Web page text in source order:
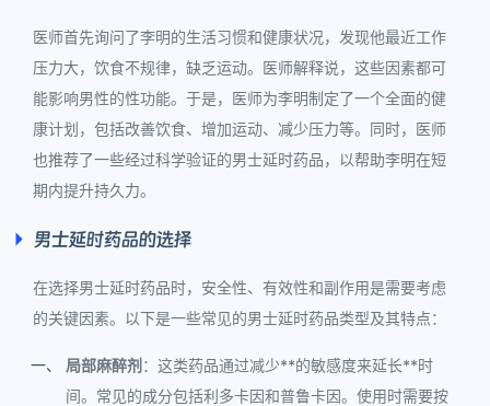
医师首先询问了李明的生活习惯和健康状况，发现他最近工作
压力大，饮食不规律，缺乏运动。医师解释说，这些因素都可
能影响男性的性功能。于是，医师为李明制定了一个全面的健
康计划，包括改善饮食、增加运动、减少压力等。同时，医师
也推荐了一些经过科学验证的男士延时药品，以帮助李明在短
期内提升持久力。
男士延时药品的选择
在选择男士延时药品时，安全性、有效性和副作用是需要考虑
的关键因素。以下是一些常见的男士延时药品类型及其特点：
局部麻醉剂 ：这类药品通过减少**的敏感度来延长**时
间。常见的成分包括利多卡因和普鲁卡因。使用时需要按